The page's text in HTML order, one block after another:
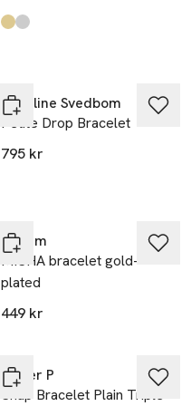
Produkten finns i färgerna:
Gold
Silver
Caroline Svedbom
Petite Drop Bracelet
795 kr
Pilgrim
MISHA bracelet gold-
plated
449 kr
Syster P
Snap Bracelet Plain Triple